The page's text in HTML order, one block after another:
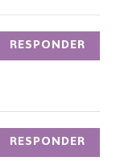
RESPONDER
RESPONDER